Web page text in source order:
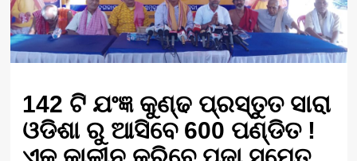
142 ଟି ଯଂଜ୍ଞ କୁଣ୍ଢ ପ୍ରସ୍ତୁତ ସାରା
ଓଡିଶା ରୁ ଆସିବେ 600 ପଣ୍ଡିତ !